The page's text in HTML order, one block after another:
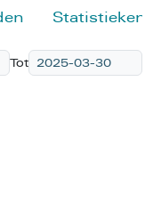
Statistieken
Tot